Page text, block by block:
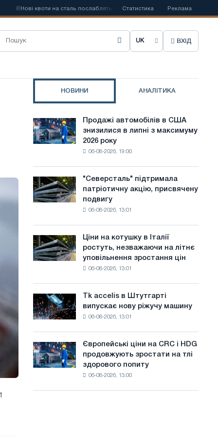
Нові квоти на сталь послаблять конкуренцію в Сполученому Королівстві
Статистика Реклама
О
р
и
в
у
с
а
й
т
ВХІД
НОВИНИ АНАЛІТИКА
Продажі
автомобілів
в
липні
з
року
Продажі автомобілів в США
знизилися в липні з максимуму
2026 року
06-08-2026, 19:00
"Северсталь"
підтримала
патріотичну
радянської
авіації
Великої
Вітчизняної
війни
"Северсталь" підтримала
патріотичну акцію, присвячену
подвигу
06-08-2026, 13:01
Ціни
на
котушку
незважаючи
на
уповільнення
зростання
цін
Ціни на котушку в Італії
ростуть, незважаючи на літнє
уповільнення зростання цін
06-08-2026, 13:01
Tk
accelis
в
нову
ріжучу
Tk accelis в Штутгарті
випускає нову ріжучу машину
06-08-2026, 13:01
Європейські
ціни
на
Європейські ціни на CRC і HDG
продовжують зростати на тлі
здорового попиту
06-08-2026, 13:00